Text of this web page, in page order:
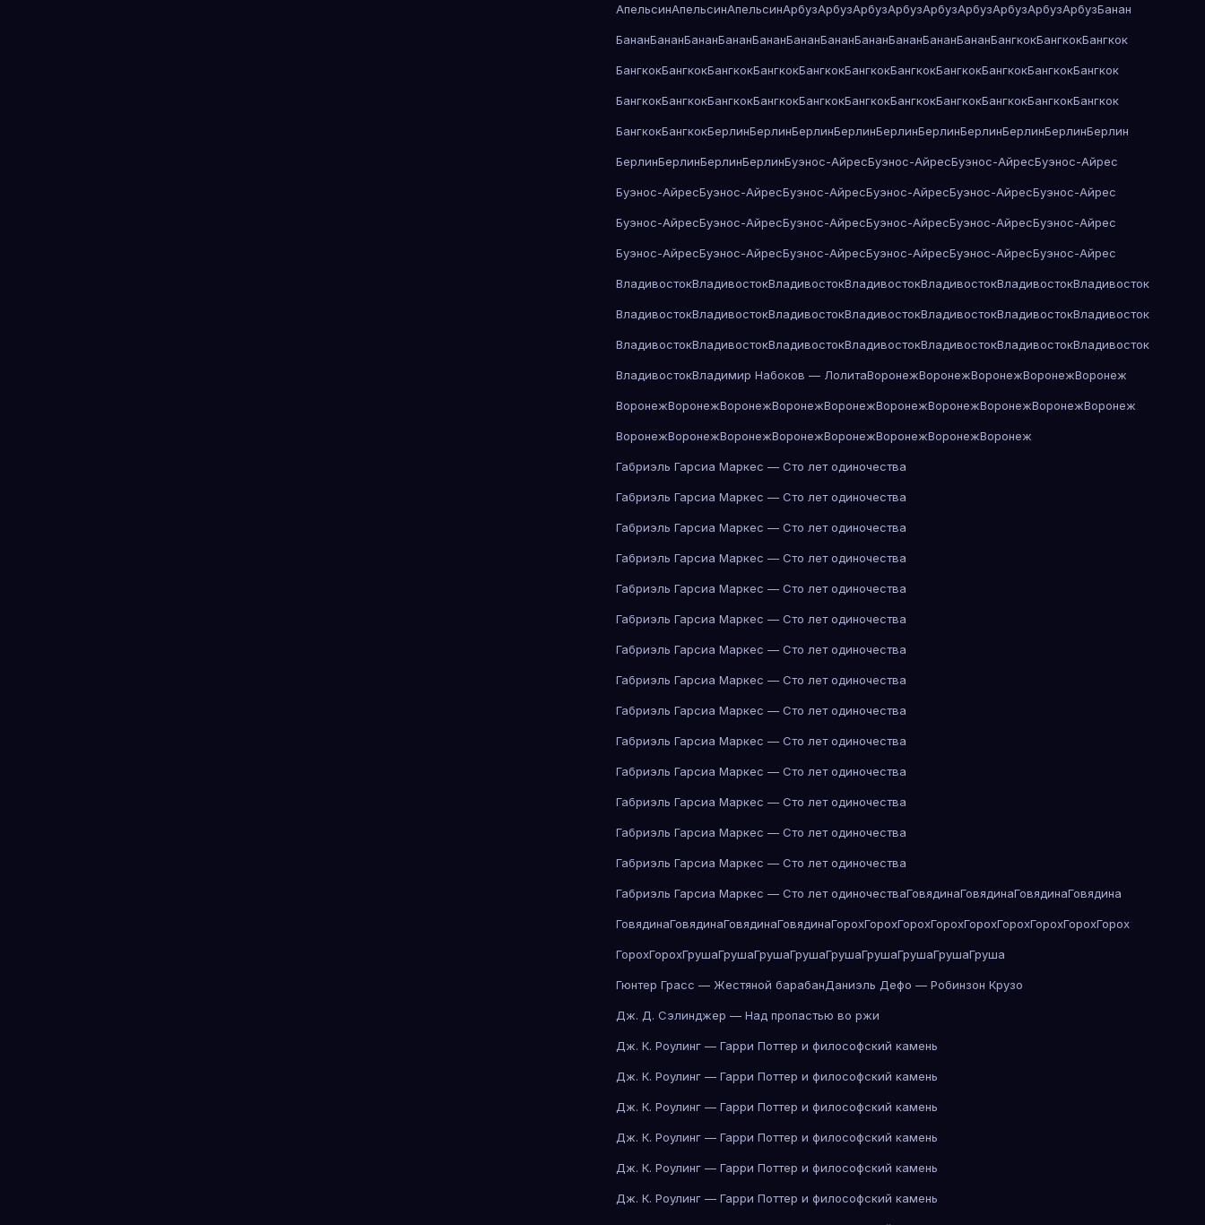
АпельсинАпельсинАпельсинАрбузАрбузАрбузАрбузАрбузАрбузАрбузАрбузАрбузБанан
БананБананБананБананБананБананБананБананБананБананБананБангкокБангкокБангкок
БангкокБангкокБангкокБангкокБангкокБангкокБангкокБангкокБангкокБангкокБангкок
БангкокБангкокБангкокБангкокБангкокБангкокБангкокБангкокБангкокБангкокБангкок
БангкокБангкокБерлинБерлинБерлинБерлинБерлинБерлинБерлинБерлинБерлинБерлин
БерлинБерлинБерлинБерлинБуэнос-АйресБуэнос-АйресБуэнос-АйресБуэнос-Айрес
Буэнос-АйресБуэнос-АйресБуэнос-АйресБуэнос-АйресБуэнос-АйресБуэнос-Айрес
Буэнос-АйресБуэнос-АйресБуэнос-АйресБуэнос-АйресБуэнос-АйресБуэнос-Айрес
Буэнос-АйресБуэнос-АйресБуэнос-АйресБуэнос-АйресБуэнос-АйресБуэнос-Айрес
ВладивостокВладивостокВладивостокВладивостокВладивостокВладивостокВладивосток
ВладивостокВладивостокВладивостокВладивостокВладивостокВладивостокВладивосток
ВладивостокВладивостокВладивостокВладивостокВладивостокВладивостокВладивосток
ВладивостокВладимир Набоков — ЛолитаВоронежВоронежВоронежВоронежВоронеж
ВоронежВоронежВоронежВоронежВоронежВоронежВоронежВоронежВоронежВоронеж
ВоронежВоронежВоронежВоронежВоронежВоронежВоронежВоронеж
Габриэль Гарсиа Маркес — Сто лет одиночества
Габриэль Гарсиа Маркес — Сто лет одиночества
Габриэль Гарсиа Маркес — Сто лет одиночества
Габриэль Гарсиа Маркес — Сто лет одиночества
Габриэль Гарсиа Маркес — Сто лет одиночества
Габриэль Гарсиа Маркес — Сто лет одиночества
Габриэль Гарсиа Маркес — Сто лет одиночества
Габриэль Гарсиа Маркес — Сто лет одиночества
Габриэль Гарсиа Маркес — Сто лет одиночества
Габриэль Гарсиа Маркес — Сто лет одиночества
Габриэль Гарсиа Маркес — Сто лет одиночества
Габриэль Гарсиа Маркес — Сто лет одиночества
Габриэль Гарсиа Маркес — Сто лет одиночества
Габриэль Гарсиа Маркес — Сто лет одиночества
Габриэль Гарсиа Маркес — Сто лет одиночестваГовядинаГовядинаГовядинаГовядина
ГовядинаГовядинаГовядинаГовядинаГорохГорохГорохГорохГорохГорохГорохГорохГорох
ГорохГорохГрушаГрушаГрушаГрушаГрушаГрушаГрушаГрушаГруша
Гюнтер Грасс — Жестяной барабанДаниэль Дефо — Робинзон Крузо
Дж. Д. Сэлинджер — Над пропастью во ржи
Дж. К. Роулинг — Гарри Поттер и философский камень
Дж. К. Роулинг — Гарри Поттер и философский камень
Дж. К. Роулинг — Гарри Поттер и философский камень
Дж. К. Роулинг — Гарри Поттер и философский камень
Дж. К. Роулинг — Гарри Поттер и философский камень
Дж. К. Роулинг — Гарри Поттер и философский камень